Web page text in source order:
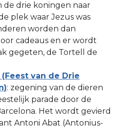
de drie koningen naar
plek waar Jezus was
worden dan
cadeaus en er wordt
gegeten, de Tortell de
van de Drie
: zegening van de dieren
parade door de
Het wordt gevierd
Antoni Abat (Antonius-